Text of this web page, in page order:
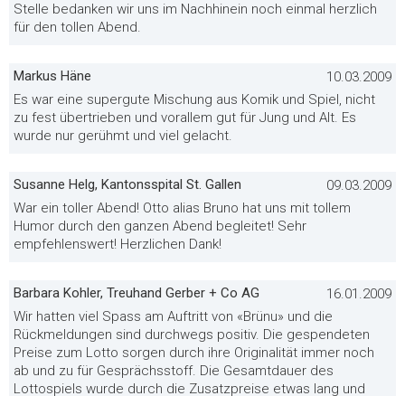
Stelle bedanken wir uns im Nachhinein noch einmal herzlich
für den tollen Abend.
Markus Häne
10.03.2009
Es war eine supergute Mischung aus Komik und Spiel, nicht
zu fest übertrieben und vorallem gut für Jung und Alt. Es
wurde nur gerühmt und viel gelacht.
Susanne Helg, Kantonsspital St. Gallen
09.03.2009
War ein toller Abend! Otto alias Bruno hat uns mit tollem
Humor durch den ganzen Abend begleitet! Sehr
empfehlenswert! Herzlichen Dank!
Barbara Kohler, Treuhand Gerber + Co AG
16.01.2009
Wir hatten viel Spass am Auftritt von «Brünu» und die
Rückmeldungen sind durchwegs positiv. Die gespendeten
Preise zum Lotto sorgen durch ihre Originalität immer noch
ab und zu für Gesprächsstoff. Die Gesamtdauer des
Lottospiels wurde durch die Zusatzpreise etwas lang und